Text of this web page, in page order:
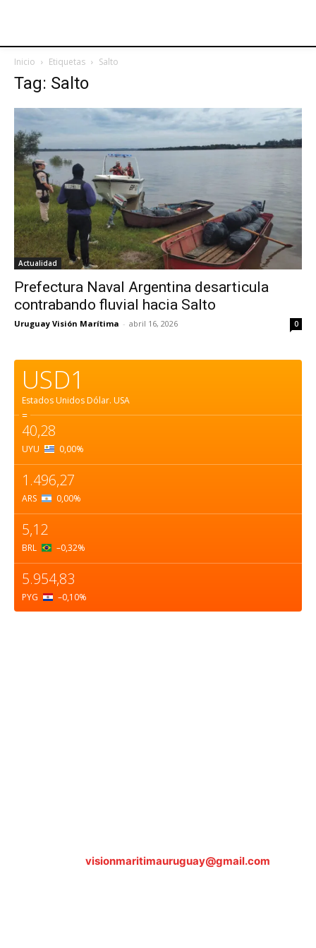
Inicio Etiquetas Salto
Tag: Salto
Actualidad
Prefectura Naval Argentina desarticula
contrabando fluvial hacia Salto
Uruguay Visión Marítima - abril 16, 2026 0
USD1
Estados Unidos Dólar. USA
=
40,28
UYU 0,00%
1.496,27
ARS 0,00%
5,12
BRL –0,32%
5.954,83
PYG –0,10%
visionmaritimauruguay@gmail.com